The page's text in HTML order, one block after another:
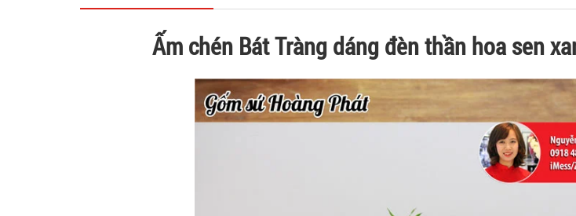
Ấm chén Bát Tràng dáng đèn thần hoa sen